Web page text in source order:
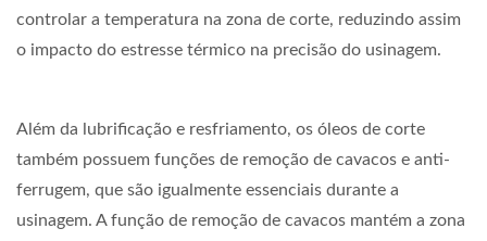
controlar a temperatura na zona de corte, reduzindo assim
o impacto do estresse térmico na precisão do usinagem.
Além da lubrificação e resfriamento, os óleos de corte
também possuem funções de remoção de cavacos e anti-
ferrugem, que são igualmente essenciais durante a
usinagem. A função de remoção de cavacos mantém a zona